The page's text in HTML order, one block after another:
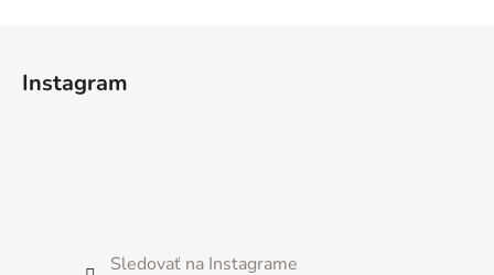
Instagram
Sledovať na Instagrame